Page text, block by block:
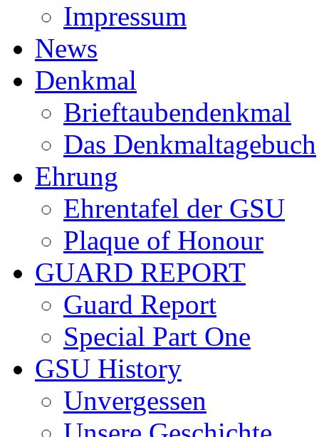
Impressum
News
Denkmal
Brieftaubendenkmal
Das Denkmaltagebuch
Ehrung
Ehrentafel der GSU
Plaque of Honour
GUARD REPORT
Guard Report
Special Part One
GSU History
Unvergessen